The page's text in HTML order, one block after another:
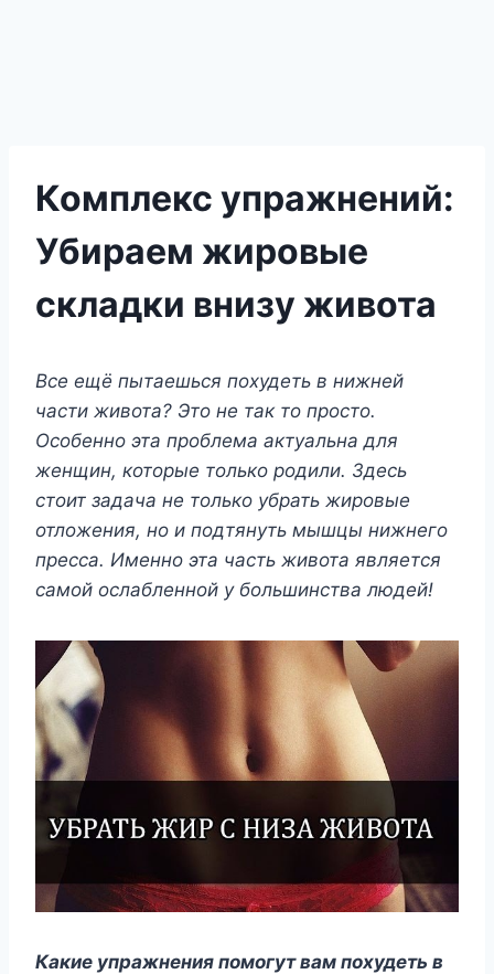
Комплекс упражнений:
Убираем жировые
складки внизу живота
Все ещё пытаешься похудеть в нижней
части живота? Это не так то просто.
Особенно эта проблема актуальна для
женщин, которые только родили. Здесь
стоит задача не только убрать жировые
отложения, но и подтянуть мышцы нижнего
пресса. Именно эта часть живота является
самой ослабленной у большинства людей!
Какие упражнения помогут вам похудеть в